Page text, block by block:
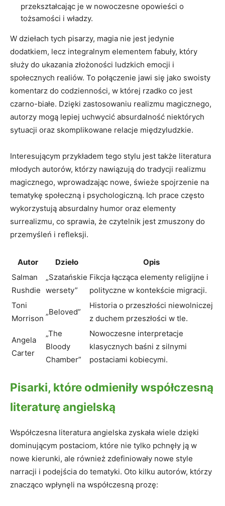
przekształcając je w nowoczesne opowieści o
tożsamości i władzy.
W dziełach tych pisarzy, magia nie jest jedynie
dodatkiem, lecz integralnym elementem fabuły, który
służy do ukazania złożoności ludzkich emocji i
społecznych realiów. To połączenie jawi się jako swoisty
komentarz do codzienności, w której rzadko co jest
czarno-białe. Dzięki zastosowaniu realizmu magicznego,
autorzy mogą lepiej uchwycić absurdalność niektórych
sytuacji oraz skomplikowane relacje międzyludzkie.
Interesującym przykładem tego stylu jest także literatura
młodych autorów, którzy nawiązują do tradycji realizmu
magicznego, wprowadzając nowe, świeże spojrzenie na
tematykę społeczną i psychologiczną. Ich prace często
wykorzystują absurdalny humor oraz elementy
surrealizmu, co sprawia, że czytelnik jest zmuszony do
przemyśleń i refleksji.
Autor Dzieło
Opis
Salman
Rushdie
„Szatańskie
wersety”
Fikcja łącząca elementy religijne i
polityczne w kontekście migracji.
Toni
Morrison
„Beloved”
Historia o przeszłości niewolniczej
z duchem przeszłości w tle.
Angela
Carter
„The
Bloody
Chamber”
Nowoczesne interpretacje
klasycznych baśni z silnymi
postaciami kobiecymi.
Pisarki, które odmieniły współczesną
literaturę angielską
Współczesna literatura angielska zyskała wiele dzięki
dominującym postaciom, które nie tylko pchnęły ją w
nowe kierunki, ale również zdefiniowały nowe style
narracji i podejścia do tematyki. Oto kilku autorów, którzy
znacząco wpłynęli na współczesną prozę: